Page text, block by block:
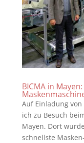
BICMA in
Auf Einladung
ich zu Besuch
Mayen. Dort
schnellste